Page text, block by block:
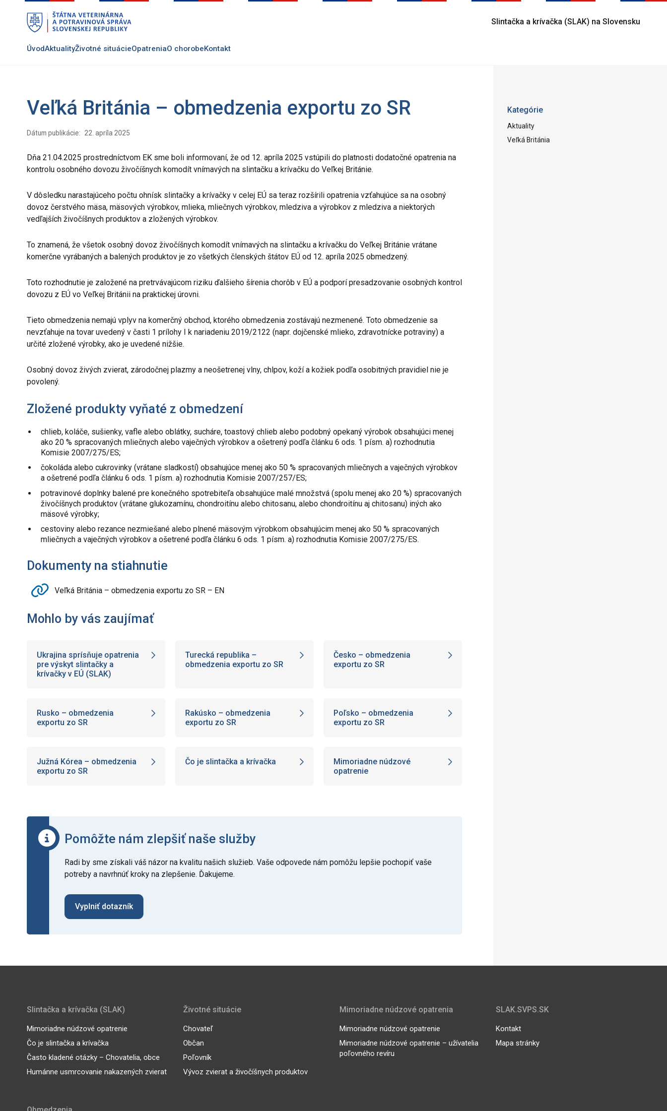
Slintačka a krívačka (SLAK) na Slovensku
ÚvodAktualityŽivotné situácieOpatreniaO chorobeKontakt
Veľká Británia – obmedzenia exportu zo SR
Dátum publikácie: 22. apríla 2025
Dňa 21.04.2025 prostredníctvom EK sme boli informovaní, že od 12. apríla 2025 vstúpili do platnosti dodatočné opatrenia na
kontrolu osobného dovozu živočíšnych komodít vnímavých na slintačku a krívačku do Veľkej Británie.
V dôsledku narastajúceho počtu ohnísk slintačky a krívačky v celej EÚ sa teraz rozšírili opatrenia vzťahujúce sa na osobný
dovoz čerstvého mäsa, mäsových výrobkov, mlieka, mliečnych výrobkov, mledziva a výrobkov z mledziva a niektorých
vedľajších živočíšnych produktov a zložených výrobkov.
To znamená, že všetok osobný dovoz živočíšnych komodít vnímavých na slintačku a krívačku do Veľkej Británie vrátane
komerčne vyrábaných a balených produktov je zo všetkých členských štátov EÚ od 12. apríla 2025 obmedzený.
Toto rozhodnutie je založené na pretrvávajúcom riziku ďalšieho šírenia chorôb v EÚ a podporí presadzovanie osobných kontrol
dovozu z EÚ vo Veľkej Británii na praktickej úrovni.
Tieto obmedzenia nemajú vplyv na komerčný obchod, ktorého obmedzenia zostávajú nezmenené. Toto obmedzenie sa
nevzťahuje na tovar uvedený v časti 1 prílohy I k nariadeniu 2019/2122 (napr. dojčenské mlieko, zdravotnícke potraviny) a
určité zložené výrobky, ako je uvedené nižšie.
Osobný dovoz živých zvierat, zárodočnej plazmy a neošetrenej vlny, chlpov, koží a kožiek podľa osobitných pravidiel nie je
povolený.
Zložené produkty vyňaté z obmedzení
chlieb, koláče, sušienky, vafle alebo oblátky, sucháre, toastový chlieb alebo podobný opekaný výrobok obsahujúci menej
ako 20 % spracovaných mliečnych alebo vaječných výrobkov a ošetrený podľa článku 6 ods. 1 písm. a) rozhodnutia
Komisie 2007/275/ES;
čokoláda alebo cukrovinky (vrátane sladkostí) obsahujúce menej ako 50 % spracovaných mliečnych a vaječných výrobkov
a ošetrené podľa článku 6 ods. 1 písm. a) rozhodnutia Komisie 2007/257/ES;
potravinové doplnky balené pre konečného spotrebiteľa obsahujúce malé množstvá (spolu menej ako 20 %) spracovaných
živočíšnych produktov (vrátane glukozamínu, chondroitínu alebo chitosanu, alebo chondroitínu aj chitosanu) iných ako
mäsové výrobky;
cestoviny alebo rezance nezmiešané alebo plnené mäsovým výrobkom obsahujúcim menej ako 50 % spracovaných
mliečnych a vaječných výrobkov a ošetrené podľa článku 6 ods. 1 písm. a) rozhodnutia Komisie 2007/275/ES.
Dokumenty na stiahnutie
Veľká Británia – obmedzenia exportu zo SR – EN
Mohlo by vás zaujímať
Ukrajina sprísňuje opatrenia
pre výskyt slintačky a
krívačky v EÚ (SLAK)
Turecká republika –
obmedzenia exportu zo SR
Česko – obmedzenia
exportu zo SR
Rusko – obmedzenia
exportu zo SR
Rakúsko – obmedzenia
exportu zo SR
Poľsko – obmedzenia
exportu zo SR
Južná Kórea – obmedzenia
exportu zo SR
Čo je slintačka a krívačka
Mimoriadne núdzové
opatrenie
Pomôžte nám zlepšiť naše služby
Radi by sme získali váš názor na kvalitu našich služieb. Vaše odpovede nám pomôžu lepšie pochopiť vaše
potreby a navrhnúť kroky na zlepšenie. Ďakujeme.
Vyplniť dotazník
Kategórie
Aktuality
Veľká Británia
Slintačka a krívačka (SLAK)
Mimoriadne núdzové opatrenie
Čo je slintačka a krívačka
Často kladené otázky – Chovatelia, obce
Humánne usmrcovanie nakazených zvierat
Životné situácie
Chovateľ
Občan
Poľovník
Vývoz zvierat a živočíšnych produktov
Mimoriadne núdzové opatrenia
Mimoriadne núdzové opatrenie
Mimoriadne núdzové opatrenie – užívatelia
poľovného revíru
SLAK.SVPS.SK
Kontakt
Mapa stránky